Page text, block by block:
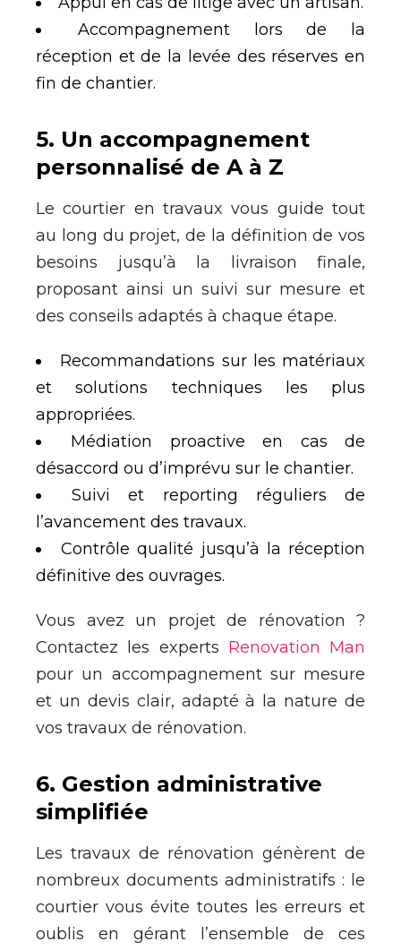
Accompagnement lors de la
réception et de la levée des réserves en
fin de chantier.
5. Un accompagnement
personnalisé de A à Z
Le courtier en travaux vous guide tout
au long du projet, de la définition de vos
besoins jusqu’à la livraison finale,
proposant ainsi un suivi sur mesure et
des conseils adaptés à chaque étape.
Recommandations sur les matériaux
et solutions techniques les plus
appropriées.
Médiation proactive en cas de
désaccord ou d’imprévu sur le chantier.
Suivi et reporting réguliers de
l’avancement des travaux.
Contrôle qualité jusqu’à la réception
définitive des ouvrages.
Vous avez un projet de rénovation ?
Contactez les experts Renovation Man
pour un accompagnement sur mesure
et un devis clair, adapté à la nature de
vos travaux de rénovation.
6. Gestion administrative
simplifiée
Les travaux de rénovation génèrent de
nombreux documents administratifs : le
courtier vous évite toutes les erreurs et
oublis en gérant l’ensemble de ces